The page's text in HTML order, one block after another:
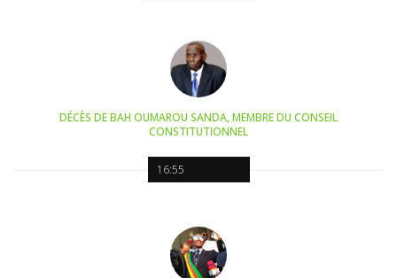
16:55
DÉCÈS DE BAH OUMAROU SANDA, MEMBRE DU CONSEIL
CONSTITUTIONNEL